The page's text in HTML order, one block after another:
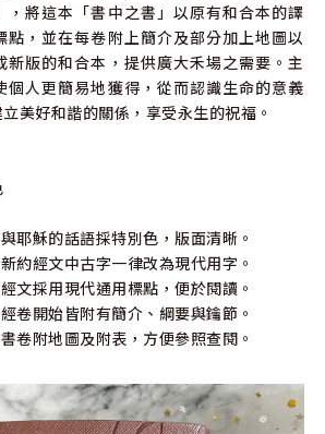
，將這本「書中之書」以原有和合本的譯
點，並在每卷附上簡介及部分加上地圖以
新版的和合本，提供廣大禾場之需要。主
個人更簡易地獲得，從而認識生命的意義
美好和諧的關係，享受永生的祝福。
耶穌的話語採特別色，版面清晰。
約經文中古字一律改為現代用字。
文採用現代通用標點，便於閱讀。
卷開始皆附有簡介、綱要與鑰節。
卷附地圖及附表，方便參照查閱。